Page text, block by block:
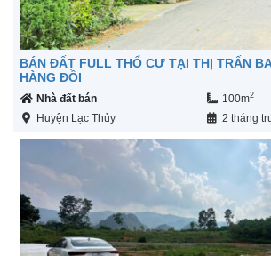
BÁN ĐẤT FULL THỔ CƯ TẠI THỊ TRẤN BA
HÀNG ĐỒI
Nhà đất bán 100m2
Huyện Lạc Thủy 2 tháng